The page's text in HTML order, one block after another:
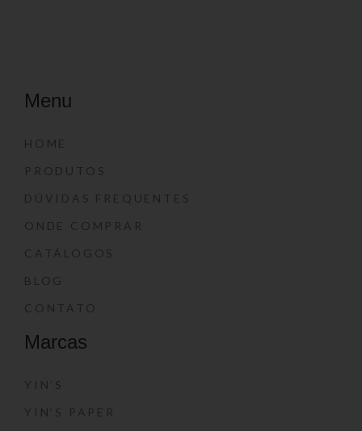
Menu
HOME
PRODUTOS
DÚVIDAS FREQUENTES
ONDE COMPRAR
CATÁLOGOS
BLOG
CONTATO
Marcas
YIN’S
YIN’S PAPER